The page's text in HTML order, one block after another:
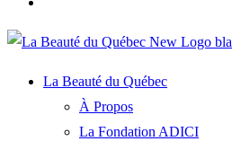
La Beauté du Québec
À Propos
La Fondation ADICI